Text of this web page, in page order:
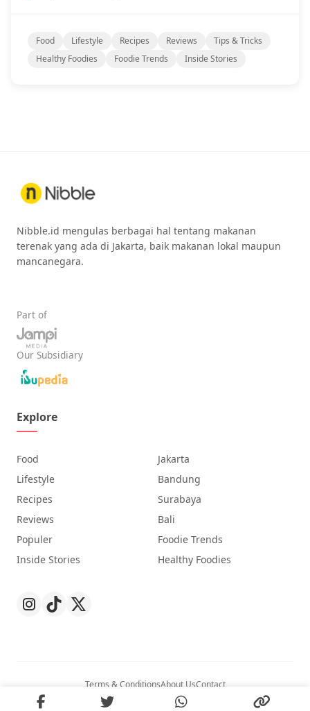
Food Lifestyle Recipes Reviews
Tips & Tricks
Healthy Foodies
Foodie Trends Inside Stories
Nibble.id mengulas berbagai hal tentang makanan
terenak yang ada di Jakarta, baik makanan lokal maupun
mancanegara.
Part of
Our Subsidiary
Explore
Food
Lifestyle
Recipes
Reviews
Populer
Inside Stories
Jakarta
Bandung
Surabaya
Bali
Foodie Trends
Healthy Foodies
Terms & ConditionsAbout UsContact
© 2026
. All Rights Reserved.